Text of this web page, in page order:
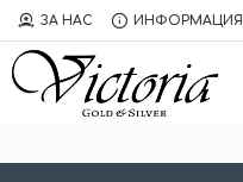
ЗА НАС ИНФОРМАЦИЯ